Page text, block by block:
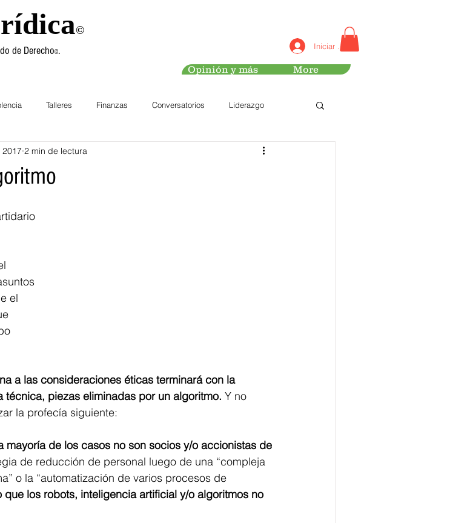
©
de Derecho©. Iniciar sesión
Opinión y más More
Talleres Finanzas Conversatorios Liderazgo
Cursos
2017 2 min de lectura
el
a las consideraciones éticas terminará con la
piezas eliminadas por un algoritmo. Y no
la profecía siguiente:
mayoría de los casos no son socios y/o accionistas de
de reducción de personal luego de una “compleja
o la “automatización de varios procesos de
que los robots, inteligencia artificial y/o algoritmos no